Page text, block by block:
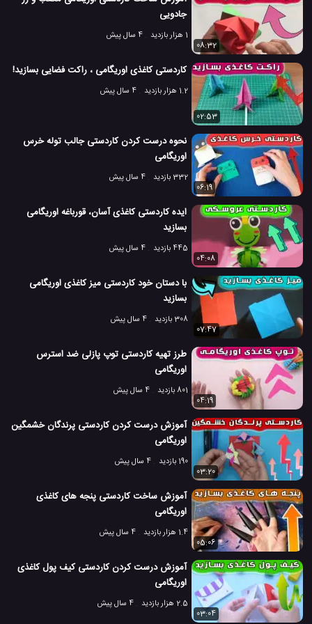
جادویی
1 هزار بازدید
4 سال پیش
08:32
کاردستی کاغذی اوریگامی ، راکت فضایی بسازید!
1.2 هزار بازدید 4 سال پیش
02:53
نحوه درست کردن کاردستی جالب توله خرس
اوریگامی
332 بازدید
4 سال پیش
06:19
ایده کاردستی کاغذی آسان، قورباغه اوریگامی
بسازید
445 بازدید
4 سال پیش
04:08
با دستان خود کاردستی میز کاغذی اوریگامی
بسازید
308 بازدید
4 سال پیش
07:47
طرز تهیه کاردستی توپ پازلی ضد استرس
اوریگامی
801 بازدید
4 سال پیش
04:19
آموزش درست کردن کاردستی پرندگان خشمگین
اوریگامی
190 بازدید
4 سال پیش
03:20
آموزش ساخت کاردستی پنجه های کاغذی
اوریگامی
1.4 هزار بازدید
4 سال پیش
05:06
آموزش درست کردن کاردستی کیف پول کاغذی
اوریگامی
2.5 هزار بازدید
4 سال پیش
03:04